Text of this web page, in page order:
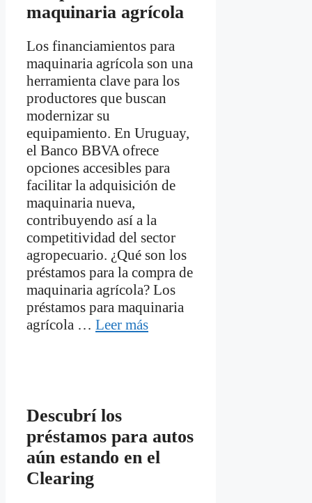
maquinaria agrícola
Los financiamientos para
maquinaria agrícola son una
herramienta clave para los
productores que buscan
modernizar su
equipamiento. En Uruguay,
el Banco BBVA ofrece
opciones accesibles para
facilitar la adquisición de
maquinaria nueva,
contribuyendo así a la
competitividad del sector
agropecuario. ¿Qué son los
préstamos para la compra de
maquinaria agrícola? Los
préstamos para maquinaria
agrícola … Leer más
Descubrí los
préstamos para autos
aún estando en el
Clearing